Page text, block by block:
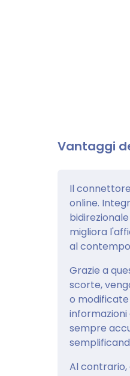
Vantaggi
Il
online.
migliora
al
Grazie a
scorte,
o
informazioni
sempre
Al